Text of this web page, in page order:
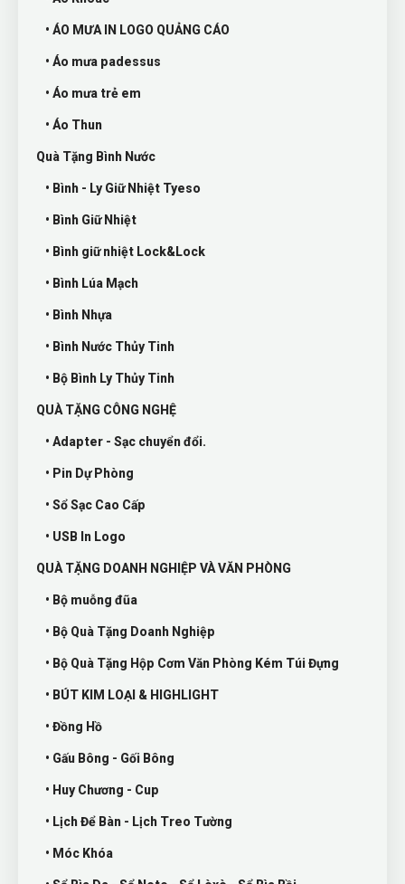
• ÁO MƯA IN LOGO QUẢNG CÁO
• Áo mưa padessus
• Áo mưa trẻ em
• Áo Thun
Quà Tặng Bình Nước
• Bình - Ly Giữ Nhiệt Tyeso
• Bình Giữ Nhiệt
• Bình giữ nhiệt Lock&Lock
• Bình Lúa Mạch
• Bình Nhựa
• Bình Nước Thủy Tinh
• Bộ Bình Ly Thủy Tinh
QUÀ TẶNG CÔNG NGHỆ
• Adapter - Sạc chuyển đổi.
• Pin Dự Phòng
• Sổ Sạc Cao Cấp
• USB In Logo
QUÀ TẶNG DOANH NGHIỆP VÀ VĂN PHÒNG
• Bộ muỗng đũa
• Bộ Quà Tặng Doanh Nghiệp
• Bộ Quà Tặng Hộp Cơm Văn Phòng Kém Túi Đựng
• BÚT KIM LOẠI & HIGHLIGHT
• Đồng Hồ
• Gấu Bông - Gối Bông
• Huy Chương - Cup
• Lịch Để Bàn - Lịch Treo Tường
• Móc Khóa